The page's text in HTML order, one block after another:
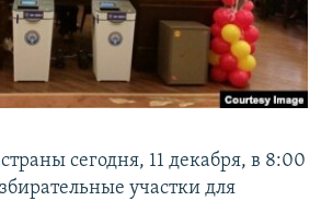
сегодня, 11 декабря, в 8:00
участки для